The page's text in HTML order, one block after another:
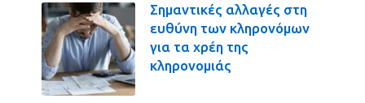
Σημαντικές αλλαγές στη
ευθύνη των κληρονόμων
για τα χρέη της
κληρονομιάς